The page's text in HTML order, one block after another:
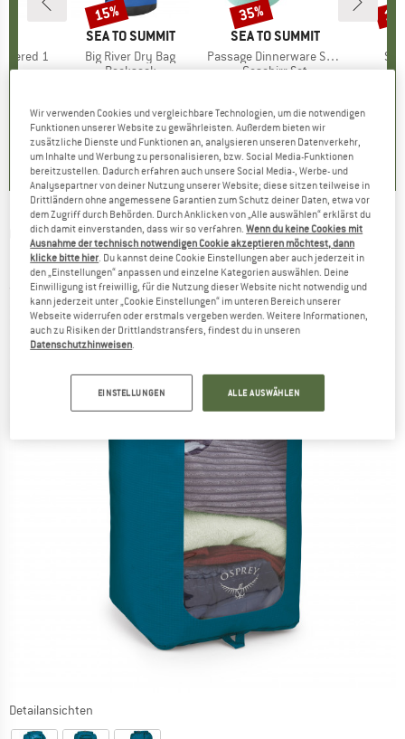
1
MARKE
SEA TO SUMMIT
Artikel
Big River Dry Bag
Produktgruppe
Packsack
4.9(26)
Rabatt
15%
MARKE
SEA TO SUMMIT
Artikel
Passage Dinnerware Set 1 Person (7 Piece)
Produktgruppe
Geschirr-Set
0.0(0)
Rabatt
35%
OSPREY -Dry Sack 35 with Window -
Packsack
(0)
Detailansichten
Wir verwenden Cookies und vergleichbare Technologien, um die notwendigen
Funktionen unserer Website zu gewährleisten. Außerdem bieten wir
zusätzliche Dienste und Funktionen an, analysieren unseren Datenverkehr,
um Inhalte und Werbung zu personalisieren, bzw. Social Media-Funktionen
bereitzustellen. Dadurch erfahren auch unsere Social Media-, Werbe- und
Analysepartner von deiner Nutzung unserer Website; diese sitzen teilweise in
Drittländern ohne angemessene Garantien zum Schutz deiner Daten, etwa vor
dem Zugriff durch Behörden. Durch Anklicken von „Alle auswählen“ erklärst du
dich damit einverstanden, dass wir so verfahren.Wenn du keine Cookies mit
Ausnahme der technisch notwendigen Cookie akzeptieren möchtest, dann
klicke bitte hier . Du kannst deine Cookie Einstellungen aber auch jederzeit in
den „Einstellungen“ anpassen und einzelne Kategorien auswählen. Deine
Einwilligung ist freiwillig, für die Nutzung dieser Website nicht notwendig und
kann jederzeit unter „Cookie Einstellungen“ im unteren Bereich unserer
Webseite widerrufen oder erstmals vergeben werden. Weitere Informationen,
auch zu Risiken der Drittlandstransfers, findest du in unseren
Datenschutzhinweisen
EINSTELLUNGEN ALLE AUSWÄHLEN